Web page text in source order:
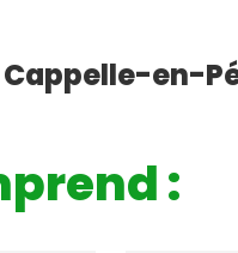
Cappelle-en-
: